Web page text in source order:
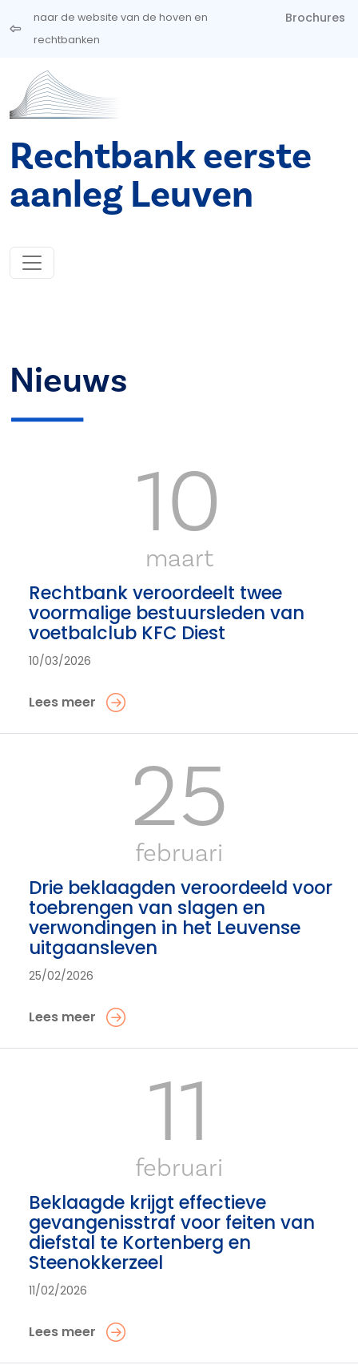
Overslaan en naar de inhoud gaan
naar de website van de hoven en
rechtbanken
Brochures
Rechtbank eerste
aanleg Leuven
Nieuws
10
maart
Rechtbank veroordeelt twee
voormalige bestuursleden van
voetbalclub KFC Diest
10/03/2026
Lees meer
25
februari
Drie beklaagden veroordeeld voor
toebrengen van slagen en
verwondingen in het Leuvense
uitgaansleven
25/02/2026
Lees meer
11
februari
Beklaagde krijgt effectieve
gevangenisstraf voor feiten van
diefstal te Kortenberg en
Steenokkerzeel
11/02/2026
Lees meer